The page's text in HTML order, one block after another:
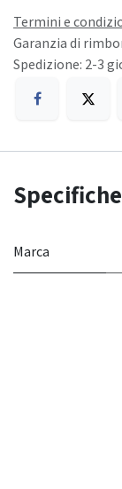
Termini e
Garanzia di
Spedizione: 2-3
Specifiche
Marca